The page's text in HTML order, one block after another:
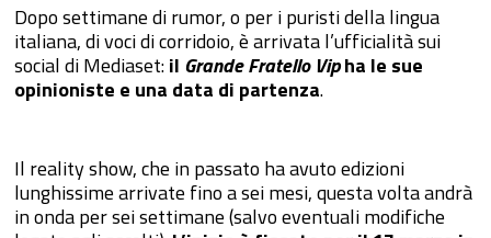
Dopo settimane di rumor, o per i puristi della lingua
italiana, di voci di corridoio, è arrivata l’ufficialità sui
social di Mediaset:il Grande Fratello Vipha le sue
opinioniste e una data di partenza.
Il reality show, che in passato ha avuto edizioni
lunghissime arrivate fino a sei mesi, questa volta andrà
in onda per sei settimane (salvo eventuali modifiche